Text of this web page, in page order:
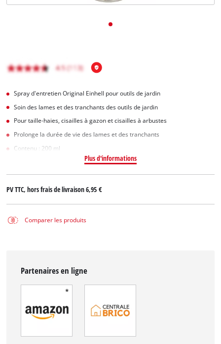
Spray d'entretien Original Einhell pour outils de jardin
Soin des lames et des tranchants des outils de jardin
Pour taille-haies, cisailles à gazon et cisailles à arbustes
Prolonge la durée de vie des lames et des tranchants
Contenu : 200 ml
Plus d'informations
PV TTC, hors frais de livraison6,95 €
Comparer les produits
Partenaires en ligne